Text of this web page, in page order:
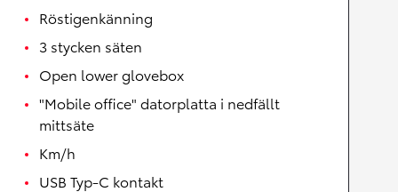
Röstigenkänning
3 stycken säten
Open lower glovebox
"Mobile office" datorplatta i nedfällt
mittsäte
Km/h
USB Typ-C kontakt